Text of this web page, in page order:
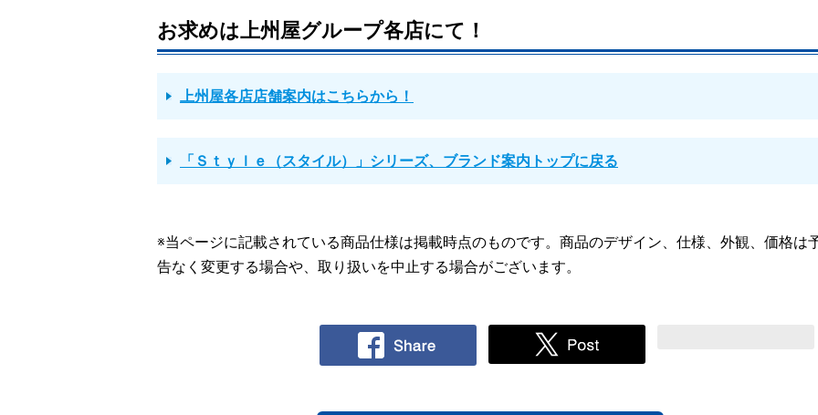
お求めは上州屋グループ各店にて！
上州屋各店店舗案内はこちらから！
「Ｓｔｙｌｅ（スタイル）」シリーズ、ブランド案内トップに戻る
※当ページに記載されている商品仕様は掲載時点のものです。商品のデザイン、仕様、外観、価格は
告なく変更する場合や、取り扱いを中止する場合がございます。